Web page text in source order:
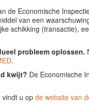
de Economische
van een
schikking (transactie),
probleem oplossen.
.
kwijt? De Economische
vindt u op de website van